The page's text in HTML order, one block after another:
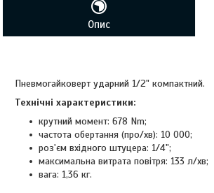
Опис
Пневмогайковерт ударний 1/2" компактний.
Технічні характеристики:
крутний момент: 678 Nm;
частота обертання (про/хв): 10 000;
роз'єм вхідного штуцера: 1/4";
максимальна витрата повітря: 133 л/хв;
вага: 1,36 кг.